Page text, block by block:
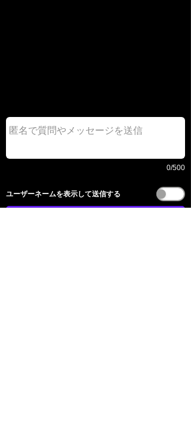
0/500
​ユーザーネームを表示して送信する